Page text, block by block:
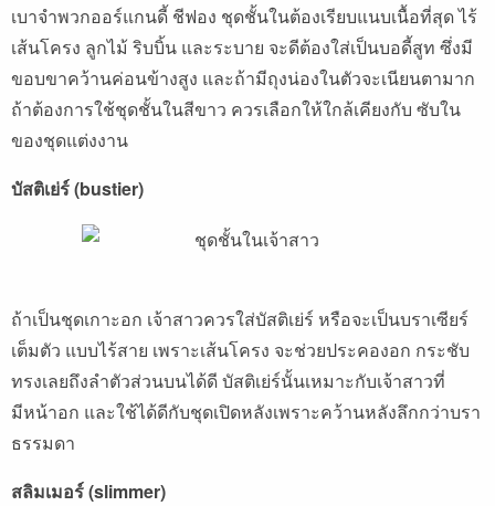
เบาจำพวกออร์แกนดี้ ชีฟอง ชุดชั้นในต้องเรียบแนบเนื้อที่สุด ไร้
เส้นโครง ลูกไม้ ริบบิ้น และระบาย จะดีต้องใส่เป็นบอดี้สูท ซึ่งมี
ขอบขาคว้านค่อนข้างสูง และถ้ามีถุงน่องในตัวจะเนียนตามาก
ถ้าต้องการใช้ชุดชั้นในสีขาว ควรเลือกให้ใกล้เคียงกับ ซับใน
ของชุดแต่งงาน
บัสติเย่ร์ (bustier)
ถ้าเป็นชุดเกาะอก เจ้าสาวควรใส่บัสติเย่ร์ หรือจะเป็นบราเซียร์
เต็มตัว แบบไร้สาย เพราะเส้นโครง จะช่วยประคองอก กระชับ
ทรงเลยถึงลำตัวส่วนบนได้ดี บัสติเย่ร์นั้นเหมาะกับเจ้าสาวที่
มีหน้าอก และใช้ได้ดีกับชุดเปิดหลังเพราะคว้านหลังลึกกว่าบรา
ธรรมดา
สลิมเมอร์ (slimmer)